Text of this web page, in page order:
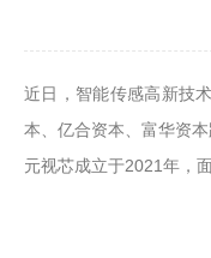
近日，智能传感高新技
本、亿合资本、富华资本
元视芯成立于2021年，